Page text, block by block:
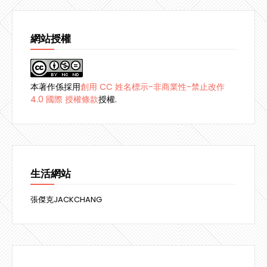
網站授權
本著作係採用創用 CC 姓名標示-非商業性-禁止改作
4.0 國際 授權條款授權.
生活網站
張傑克JACKCHANG